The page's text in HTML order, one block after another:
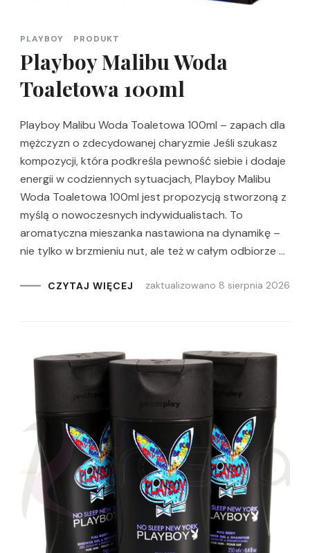
PLAYBOY PRODUKT
Playboy Malibu Woda
Toaletowa 100ml
Playboy Malibu Woda Toaletowa 100ml – zapach dla
mężczyzn o zdecydowanej charyzmie Jeśli szukasz
kompozycji, która podkreśla pewność siebie i dodaje
energii w codziennych sytuacjach, Playboy Malibu
Woda Toaletowa 100ml jest propozycją stworzoną z
myślą o nowoczesnych indywidualistach. To
aromatyczna mieszanka nastawiona na dynamikę –
nie tylko w brzmieniu nut, ale też w całym odbiorze …
CZYTAJ WIĘCEJ zaktualizowano 8 sierpnia 2026